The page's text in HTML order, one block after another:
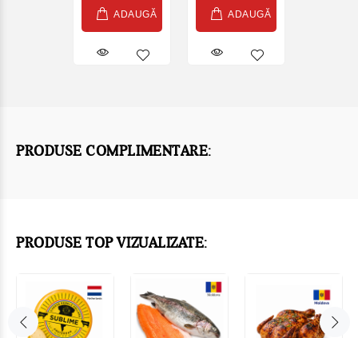
ADAUGĂ ADAUGĂ
PRODUSE COMPLIMENTARE:
PRODUSE TOP VIZUALIZATE: